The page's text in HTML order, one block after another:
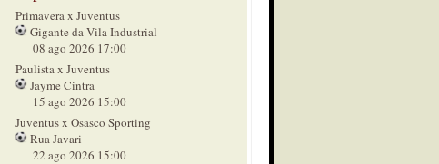
Primavera x Juventus
Gigante da Vila Industrial
08 ago 2026 17:00
Paulista x Juventus
Jayme Cintra
15 ago 2026 15:00
Juventus x Osasco Sporting
Rua Javari
22 ago 2026 15:00